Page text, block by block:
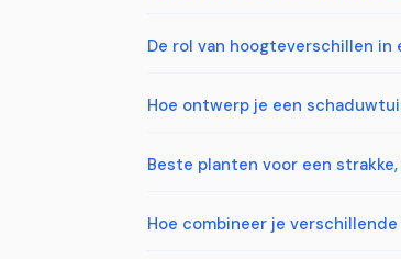
De rol van hoogteverschillen
Hoe ontwerp je een
Beste planten voor een
Hoe combineer je